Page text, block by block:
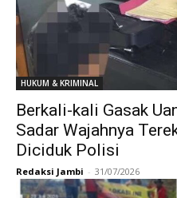
HUKUM & KRIMINAL
Berkali-kali Gasak
Sadar Wajahnya
Diciduk Polisi
Redaksi Jambi - 31/07/2026